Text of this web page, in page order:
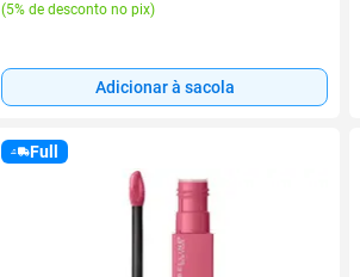
(5% de desconto no pix)
Adicionar à sacola
Full